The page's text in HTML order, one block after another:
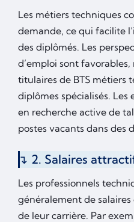
Les métiers techniques
demande, ce qui facilite
des diplômés. Les
d’emploi sont
titulaires de BTS métiers
diplômes spécialisés.
en recherche active de
postes vacants dans des
2. Salaires
Les professionnels
généralement de
de leur carrière. Par